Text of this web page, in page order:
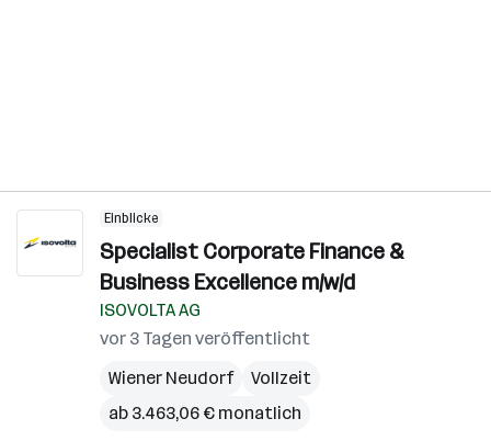
Einblicke
Specialist Corporate Finance &
Business Excellence m/w/d
ISOVOLTA AG
vor 3 Tagen veröffentlicht
Wiener Neudorf
Vollzeit
ab 3.463,06 € monatlich